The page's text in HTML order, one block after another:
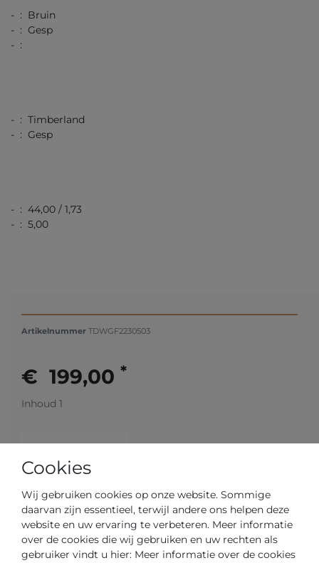
- : Bruin
- : Gesp
- :
- : Timberland
- : Gesp
- : 44,00 / 1,73
- : 5,00
Artikelnummer TDWGF2230503
€ 199,00 *
Inhoud 1
Klaar voor verzending in 2-3 dagen
Cookies
Wij gebruiken cookies op onze website. Sommige
daarvan zijn essentieel, terwijl andere ons helpen deze
website en uw ervaring te verbeteren. Meer informatie
over de cookies die wij gebruiken en uw rechten als
gebruiker vindt u hier: Meer informatie over de cookies